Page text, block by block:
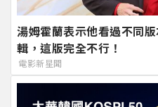
湯姆霍蘭表示他看過不同
輯，這版完全不行！
電影新星聞